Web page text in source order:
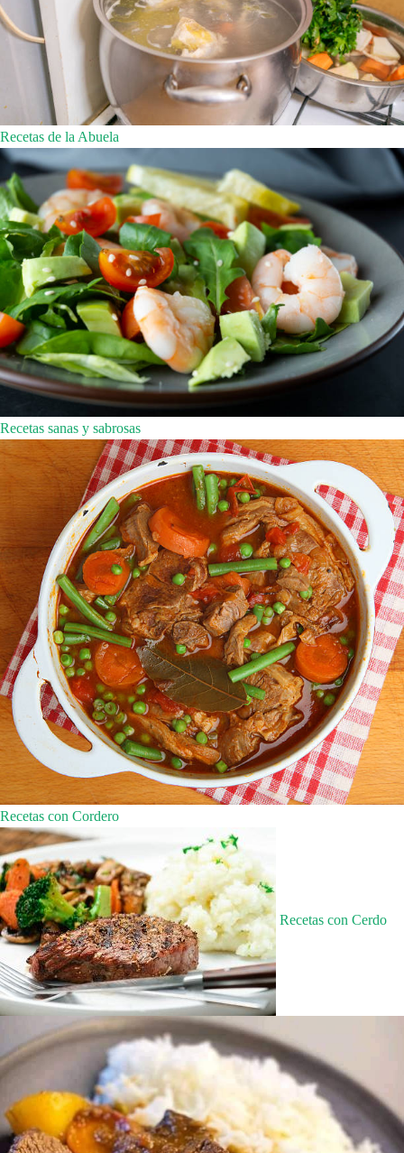
Recetas de la Abuela
Recetas sanas y sabrosas
Recetas con Cordero
Recetas con Cerdo